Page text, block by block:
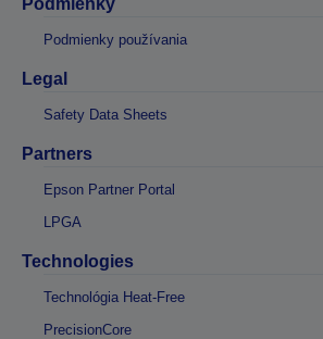
Podmienky používania
Legal
Safety Data Sheets
Partners
Epson Partner Portal
LPGA
Technologies
Technológia Heat-Free
PrecisionCore